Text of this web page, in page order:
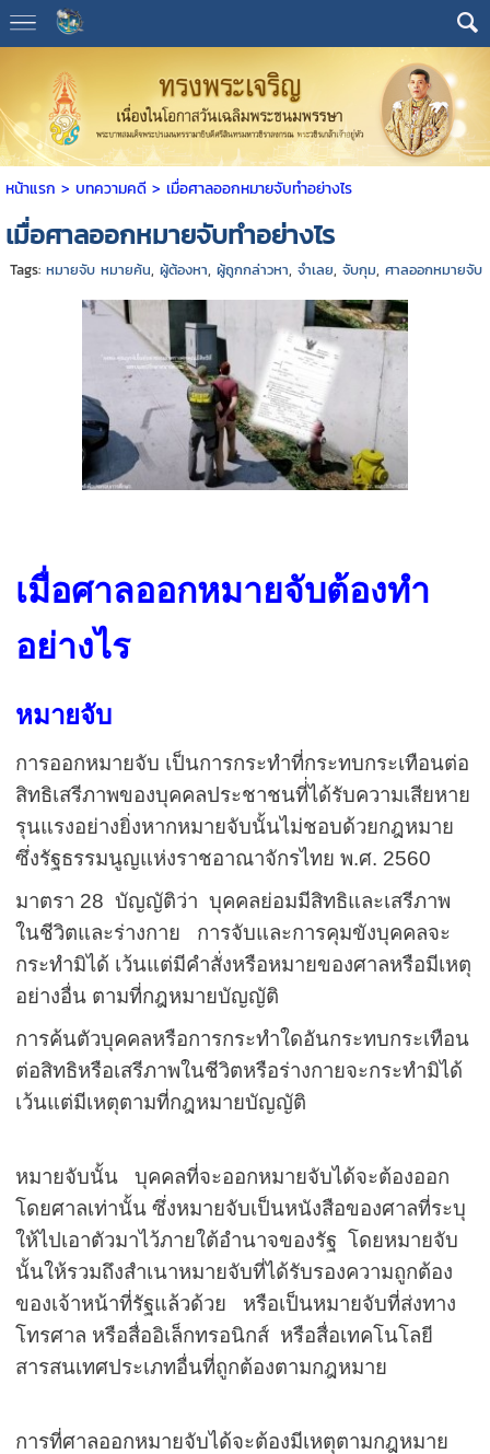
หน้าแรก > บทความคดี > เมื่อศาลออกหมายจับทำอย่างไร
เมื่อศาลออกหมายจับทำอย่างไร
Tags: หมายจับ หมายค้น, ผู้ต้องหา, ผู้ถูกกล่าวหา, จำเลย, จับกุม, ศาลออกหมายจับ
เมื่อศาลออกหมายจับต้องทำ
อย่างไร
หมายจับ
การออกหมายจับ เป็นการกระทำที่กระทบกระเทือนต่อ
สิทธิเสรีภาพของบุคคลประชาชนที่่ได้รับความเสียหาย
รุนแรงอย่างยิ่งหากหมายจับนั้นไม่ชอบด้วยกฎหมาย
ซึ่งรัฐธรรมนูญแห่งราชอาณาจักรไทย พ.ศ. 2560
มาตรา 28 บัญญัติว่า บุคคลย่อมมีสิทธิและเสรีภาพ
ในชีวิตและร่างกาย การจับและการคุมขังบุคคลจะ
กระทำมิได้ เว้นแต่มีคำสั่งหรือหมายของศาลหรือมีเหตุ
อย่างอื่น ตามที่กฎหมายบัญญัติ
การค้นตัวบุคคลหรือการกระทำใดอันกระทบกระเทือน
ต่อสิทธิหรือเสรีภาพในชีวิตหรือร่างกายจะกระทำมิได้
เว้นแต่มีเหตุตามที่กฎหมายบัญญัติ
หมายจับนั้น บุคคลที่จะออกหมายจับได้จะต้องออก
โดยศาลเท่านั้น ซึ่งหมายจับเป็นหนังสือของศาลที่ระบุ
ให้ไปเอาตัวมาไว้ภายใต้อำนาจของรัฐ โดยหมายจับ
นั้นให้รวมถึงสำเนาหมายจับที่ได้รับรองความถูกต้อง
ของเจ้าหน้าที่รัฐแล้วด้วย หรือเป็นหมายจับที่ส่งทาง
โทรศาล หรือสื่ออิเล็กทรอนิกส์ หรือสื่อเทคโนโลยี
สารสนเทศประเภทอื่นที่ถูกต้องตามกฎหมาย
การที่ศาลออกหมายจับได้จะต้องมีเหตุตามกฎหมาย